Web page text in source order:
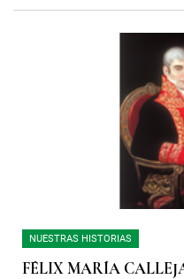
NUESTRAS HISTORIAS
FÉLIX MARÍA